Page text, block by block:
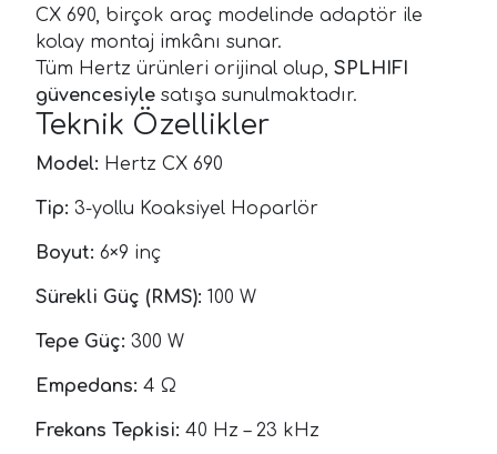
CX 690, birçok araç modelinde adaptör ile
kolay montaj imkânı sunar.
Tüm Hertz ürünleri orijinal olup, SPLHIFI
güvencesiyle satışa sunulmaktadır.
Teknik Özellikler
Model: Hertz CX 690
Tip: 3-yollu Koaksiyel Hoparlör
Boyut: 6×9 inç
Sürekli Güç (RMS): 100 W
Tepe Güç: 300 W
Empedans: 4 Ω
Frekans Tepkisi: 40 Hz – 23 kHz